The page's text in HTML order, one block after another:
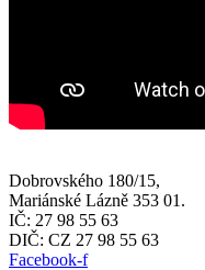
Dobrovského 180/15,
Mariánské Lázně 353 01.
IČ: 27 98 55 63
DIČ: CZ 27 98 55 63
Facebook-f